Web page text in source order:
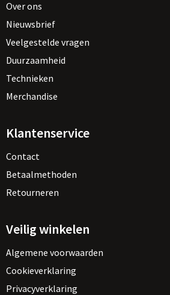
Over ons
Nieuwsbrief
Veelgestelde vragen
Duurzaamheid
Technieken
Merchandise
Klantenservice
Contact
Betaalmethoden
Retourneren
Veilig winkelen
Algemene voorwaarden
Cookieverklaring
Privacyverklaring